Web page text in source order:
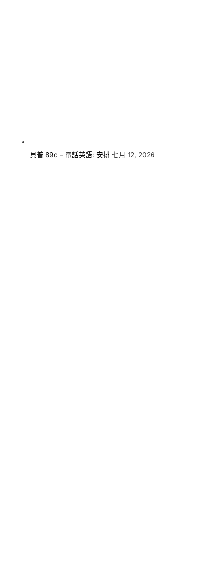
貝普 89c – 電話英語: 安排 七月 12, 2026